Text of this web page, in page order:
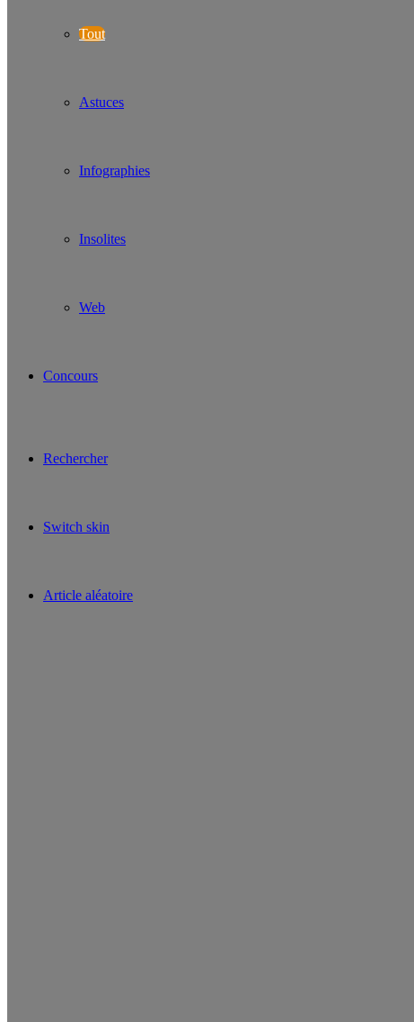
Tout
Astuces
Infographies
Insolites
Web
Concours
Rechercher
Switch skin
Article aléatoire